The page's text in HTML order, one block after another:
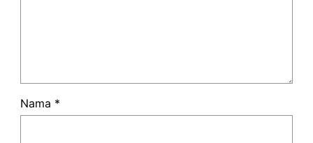
Nama *